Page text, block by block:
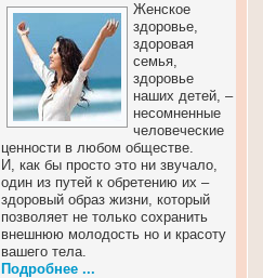
Женское
здоровье,
здоровая
семья,
здоровье
наших детей, –
несомненные
человеческие
ценности в любом обществе.
И, как бы просто это ни звучало,
один из путей к обретению их –
здоровый образ жизни, который
позволяет не только сохранить
внешнюю молодость но и красоту
вашего тела.
Подробнее ...